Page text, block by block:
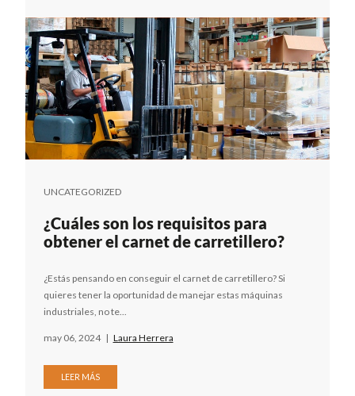
UNCATEGORIZED
¿Cuáles son los requisitos para
obtener el carnet de carretillero?
¿Estás pensando en conseguir el carnet de carretillero? Si
quieres tener la oportunidad de manejar estas máquinas
industriales, no te...
may 06, 2024 | Laura Herrera
LEER MÁS